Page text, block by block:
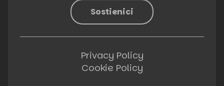
Sostienici
Privacy Policy
Cookie Policy